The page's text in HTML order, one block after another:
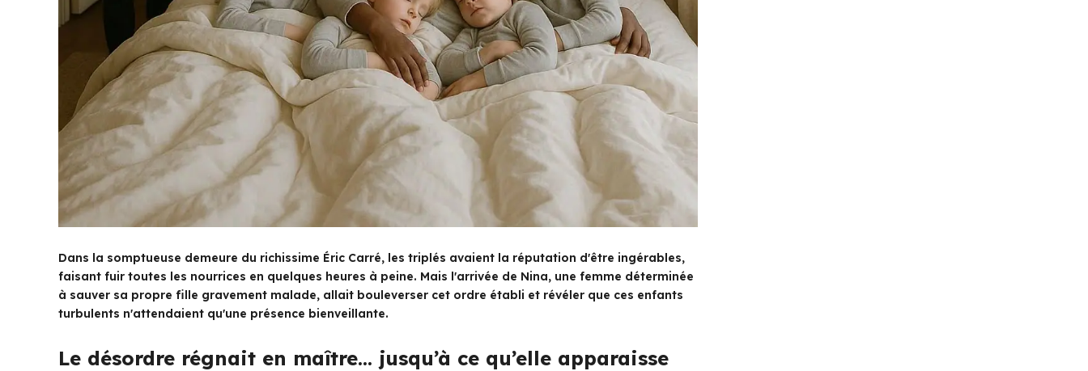
Dans la somptueuse demeure du richissime Éric Carré, les triplés avaient la réputation d'être ingérables,
faisant fuir toutes les nourrices en quelques heures à peine. Mais l'arrivée de Nina, une femme déterminée
à sauver sa propre fille gravement malade, allait bouleverser cet ordre établi et révéler que ces enfants
turbulents n'attendaient qu'une présence bienveillante.
Le désordre régnait en maître… jusqu’à ce qu’elle apparaisse